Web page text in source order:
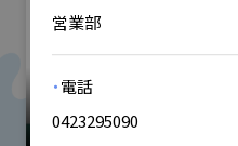
営業部
・電話
0423295090
小間番号 : W-112
#産業用洗浄 #乾燥・静電気対策